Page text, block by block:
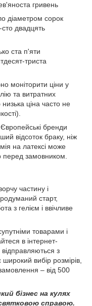
гривень
діаметром сорок
двадцять
ста п'яти
триста
моніторити ціни у
та витратних
низька ціна часто не
бренди
відсоток браку, ніж
на латексі може
перед замовником.
частину і
старт,
з гелієм і ввічливе
товарами і
в інтернет-
з
вибір розмірів,
– від 500
бізнес на кулях
справою.